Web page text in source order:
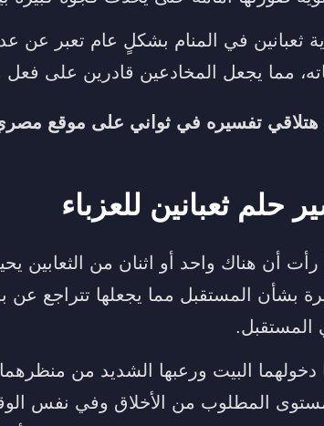
ثعبانين في المنام بشكلٍ عام تعبر
مما يجعل المخادعين قادرين على فعل
تفسيره في ثواني على موقع مصري
حلم ثعبانين للعزباء
رأت أن هناك واحد أو اثنان من
بشأن المستقبل مما يجعلها تتراجع عن
المستقبل.
دخولهما البيت ورعبها الشديد من
المطلوب من الأخلاق وفي نفس